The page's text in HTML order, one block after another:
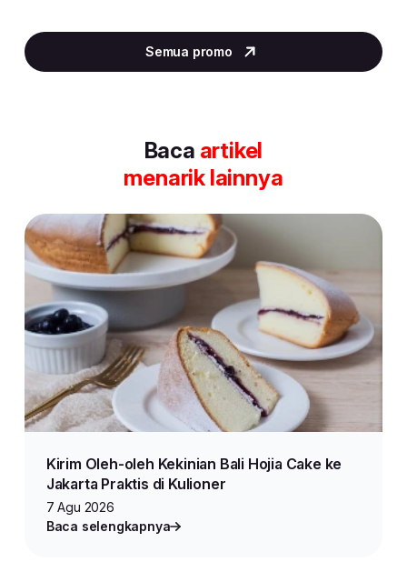
5
of
Semua promo
Baca artikel
menarik lainnya
Kirim Oleh-oleh Kekinian Bali Hojia Cake ke
Jakarta Praktis di Kulioner
7 Agu 2026
Baca selengkapnya